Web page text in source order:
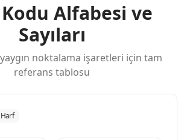
Alfabesi ve
Sayıları
yaygın noktalama işaretleri için tam
referans tablosu